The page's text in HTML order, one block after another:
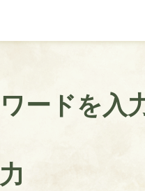
ードを入